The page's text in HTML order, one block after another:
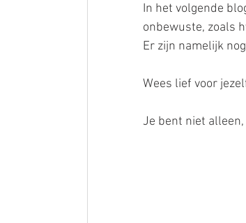
In het volgende
onbewuste, zoals
Er zijn namelijk
Wees lief voor
Je bent niet